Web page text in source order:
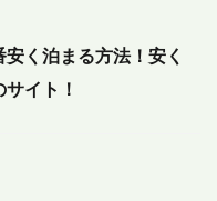
く泊まる方法！安く
イト！